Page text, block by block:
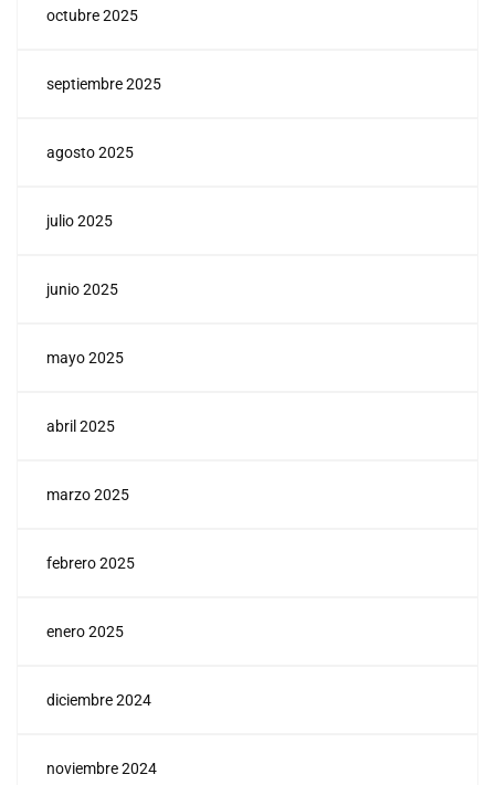
octubre 2025
septiembre 2025
agosto 2025
julio 2025
junio 2025
mayo 2025
abril 2025
marzo 2025
febrero 2025
enero 2025
diciembre 2024
noviembre 2024